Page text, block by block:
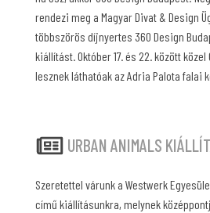
rendezi meg a Magyar Divat & Design
többszörös díjnyertes 360 Design
kiállítást. Október 17. és 22. között
lesznek láthatóak az Adria Palota falai
URBAN ANIMALS
Szeretettel várunk a Westwerk
című kiállításunkra, melynek